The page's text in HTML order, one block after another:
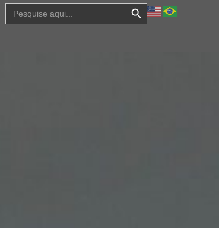
Search
for:
Search Button